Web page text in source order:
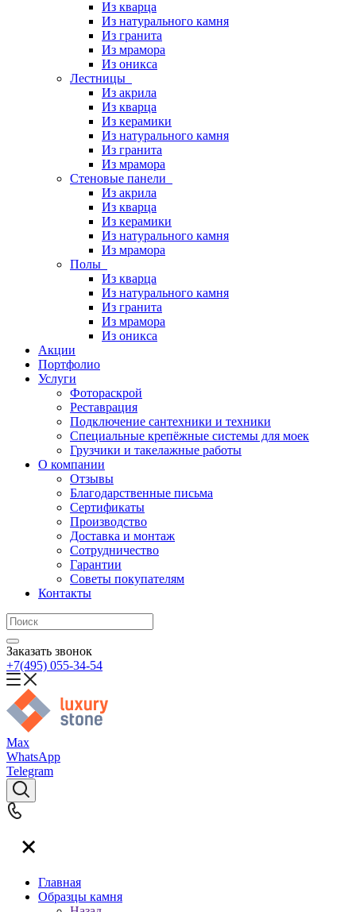
Из кварца
Из натурального камня
Из гранита
Из мрамора
Из оникса
Лестницы
Из акрила
Из кварца
Из керамики
Из натурального камня
Из гранита
Из мрамора
Стеновые панели
Из акрила
Из кварца
Из керамики
Из натурального камня
Из мрамора
Полы
Из кварца
Из натурального камня
Из гранита
Из мрамора
Из оникса
Акции
Портфолио
Услуги
Фотораскрой
Реставрация
Подключение сантехники и техники
Специальные крепёжные системы для моек
Грузчики и такелажные работы
О компании
Отзывы
Благодарственные письма
Сертификаты
Производство
Доставка и монтаж
Сотрудничество
Гарантии
Советы покупателям
Контакты
Заказать звонок
+7(495) 055-34-54
Max
WhatsApp
Telegram
Главная
Образцы камня